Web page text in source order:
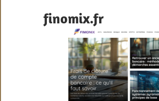
finomix.fr